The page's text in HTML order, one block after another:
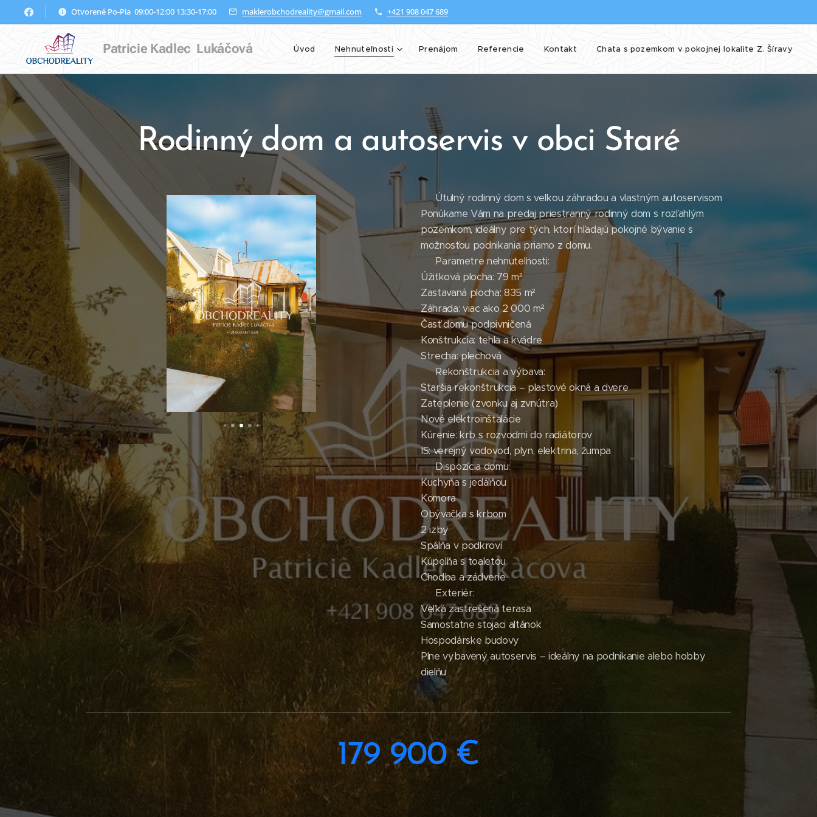
Otvorené Po-Pia 09:00-12:00 13:30-17:00 maklerobchodreality@gmail.com +421 908 047 689
Patricie Kadlec Lukáčová Úvod Nehnuteľnosti Prenájom Referencie Kontakt Chata s pozemkom v pokojnej lokalite Z. Šíravy
Rodinný dom a autoservis v obci Staré
🏡 Útulný rodinný dom s veľkou záhradou a vlastným autoservisom
Ponúkame Vám na predaj priestranný rodinný dom s rozľahlým
pozemkom, ideálny pre tých, ktorí hľadajú pokojné bývanie s
možnosťou podnikania priamo z domu.
📐 Parametre nehnuteľnosti:
Úžitková plocha: 79 m²
Zastavaná plocha: 835 m²
Záhrada: viac ako 2 000 m²
Časť domu podpivničená
Konštrukcia: tehla a kvádre
Strecha: plechová
🛠️ Rekonštrukcia a výbava:
Staršia rekonštrukcia – plastové okná a dvere
Zateplenie (zvonku aj zvnútra)
Nové elektroinštalácie
Kúrenie: krb s rozvodmi do radiátorov
IS: verejný vodovod, plyn, elektrina, žumpa
🛋️ Dispozícia domu:
Kuchyňa s jedálňou
Komora
Obývačka s krbom
2 izby
Spálňa v podkroví
Kúpeľňa s toaletou
Chodba a zádverie
🌳 Exteriér:
Veľká zastrešená terasa
Samostatne stojaci altánok
Hospodárske budovy
Plne vybavený autoservis – ideálny na podnikanie alebo hobby
dielňu
179 900 €